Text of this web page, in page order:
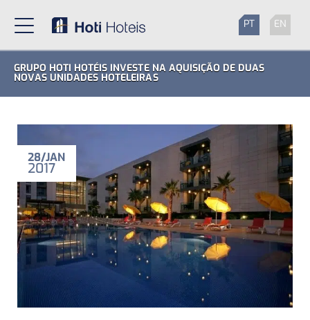
PT EN
GRUPO HOTI HOTÉIS INVESTE NA AQUISIÇÃO DE DUAS
NOVAS UNIDADES HOTELEIRAS
28 JAN
2017